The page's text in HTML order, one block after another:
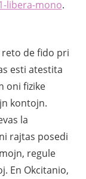
libera-mono.
de fido pri
esti atestita
oni fizike
kontojn.
la
rajtas posedi
regule
En Okcitanio,